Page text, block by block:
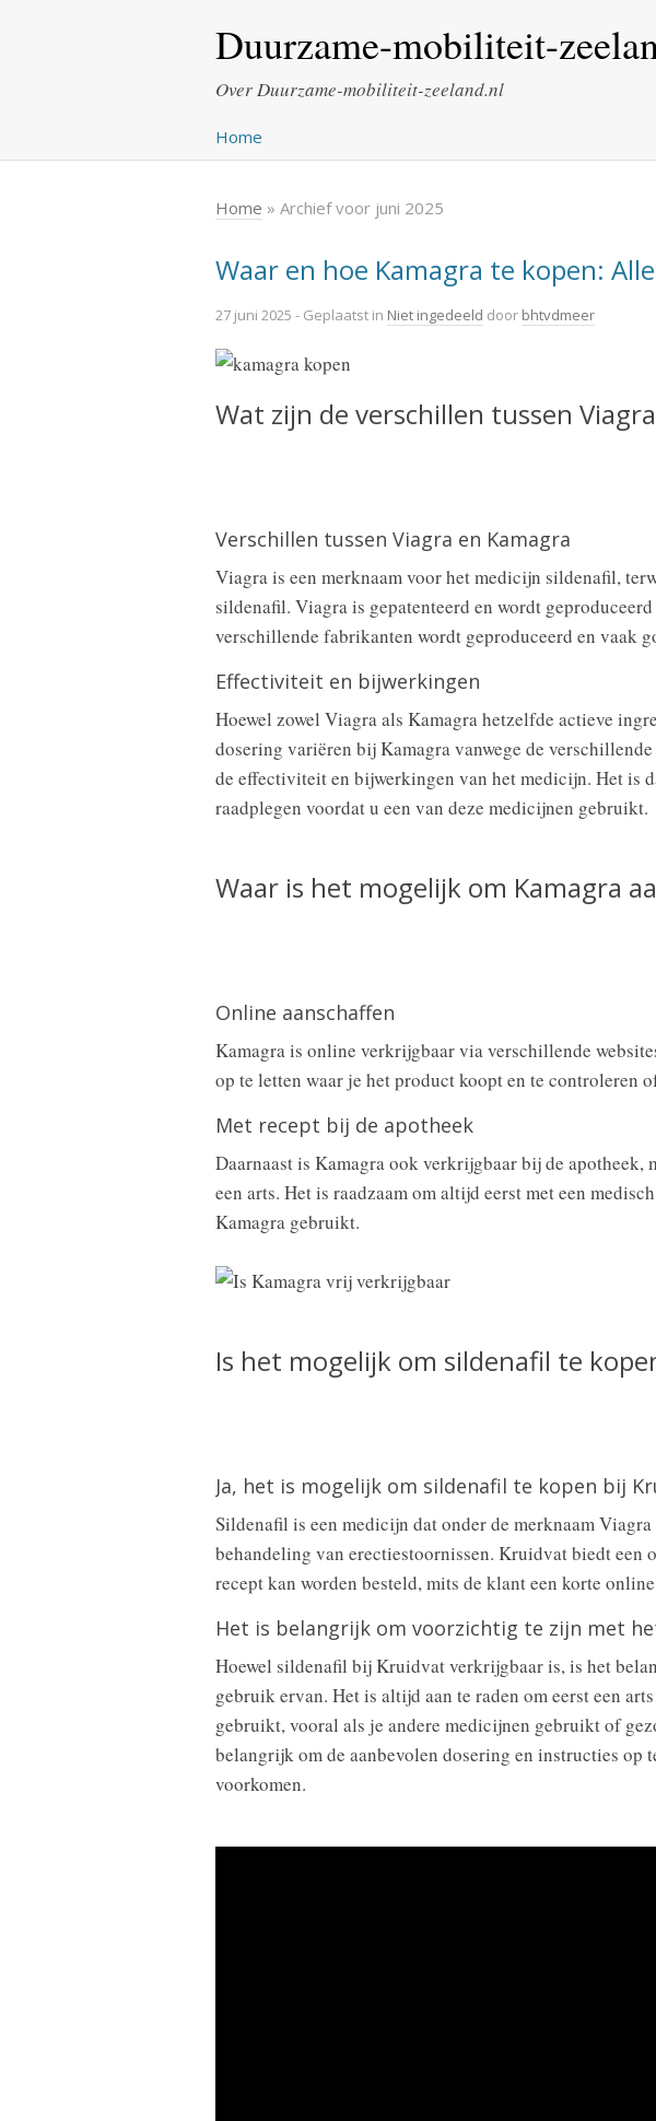
Duurzame-mobiliteit-
Over Duurzame-mobiliteit-zeeland.nl
Home
Home » Archief voor juni 2025
Waar en hoe Kamagra te kopen:
27 juni 2025 - Geplaatst in Niet ingedeeld door bhtvdmeer
Wat zijn de verschillen tussen
Verschillen tussen Viagra en Kamagra
Viagra is een merknaam voor het medicijn sildenafil,
sildenafil. Viagra is gepatenteerd en wordt
verschillende fabrikanten wordt geproduceerd en vaak
Effectiviteit en bijwerkingen
Hoewel zowel Viagra als Kamagra hetzelfde actieve
dosering variëren bij Kamagra vanwege de
de effectiviteit en bijwerkingen van het medicijn. Het is
raadplegen voordat u een van deze medicijnen gebruikt.
Waar is het mogelijk om Kamagra
Online aanschaffen
Kamagra is online verkrijgbaar via verschillende
op te letten waar je het product koopt en te controleren
Met recept bij de apotheek
Daarnaast is Kamagra ook verkrijgbaar bij de apotheek,
een arts. Het is raadzaam om altijd eerst met een
Kamagra gebruikt.
Is het mogelijk om sildenafil te
Ja, het is mogelijk om sildenafil te kopen bij
Sildenafil is een medicijn dat onder de merknaam
behandeling van erectiestoornissen. Kruidvat biedt een
recept kan worden besteld, mits de klant een korte
Het is belangrijk om voorzichtig te zijn met
Hoewel sildenafil bij Kruidvat verkrijgbaar is, is het
gebruik ervan. Het is altijd aan te raden om eerst een
gebruikt, vooral als je andere medicijnen gebruikt of
belangrijk om de aanbevolen dosering en instructies op
voorkomen.